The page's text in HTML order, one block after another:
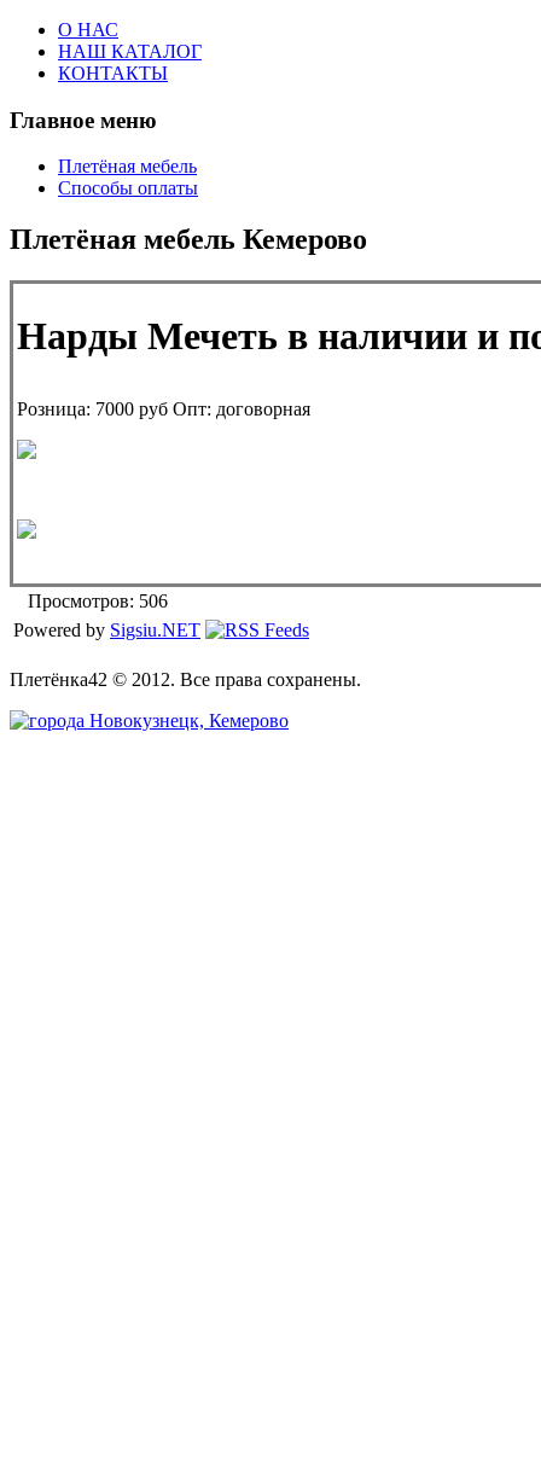
О НАС
НАШ КАТАЛОГ
КОНТАКТЫ
Главное меню
Плетёная мебель
Способы оплаты
Плетёная мебель Кемерово
Нарды Мечеть в наличии и
Розница: 7000 руб Опт: договорная
Просмотров: 506
Powered by Sigsiu.NET
Плетёнка42 © 2012. Все права сохранены.